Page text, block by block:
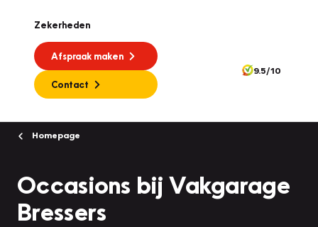
Zekerheden
Afspraak maken
Contact
9.5/10
Homepage
Occasions bij Vakgarage
Bressers